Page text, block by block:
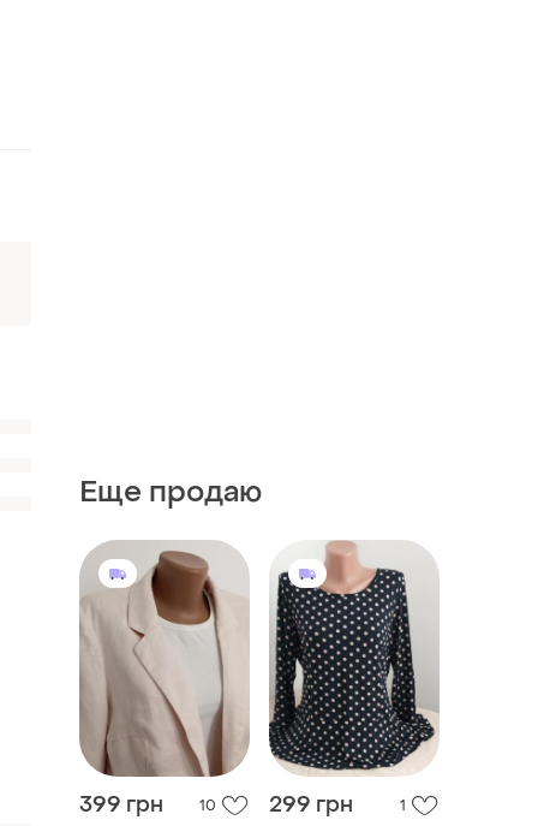
Еще продаю
399 грн 10 299 грн 1